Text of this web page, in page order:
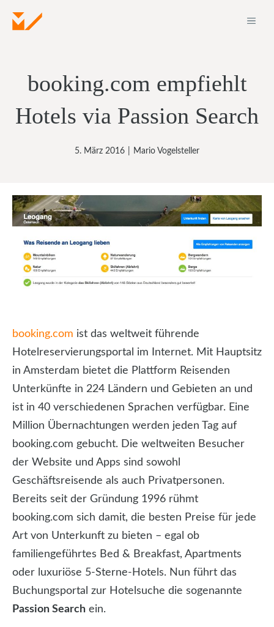
Inhalt
booking.com empfiehlt
Hotels via Passion Search
5. März 2016 Mario Vogelsteller
booking.com ist das weltweit führende
Hotelreservierungsportal im Internet. Mit Hauptsitz
in Amsterdam bietet die Plattform Reisenden
Unterkünfte in 224 Ländern und Gebieten an und
ist in 40 verschiedenen Sprachen verfügbar. Eine
Million Übernachtungen werden jeden Tag auf
booking.com gebucht. Die weltweiten Besucher
der Website und Apps sind sowohl
Geschäftsreisende als auch Privatpersonen.
Bereits seit der Gründung 1996 rühmt
booking.com sich damit, die besten Preise für jede
Art von Unterkunft zu bieten – egal ob
familiengeführtes Bed & Breakfast, Apartments
oder luxuriöse 5-Sterne-Hotels. Nun führt das
Buchungsportal zur Hotelsuche die sogenannte
Passion Search ein.